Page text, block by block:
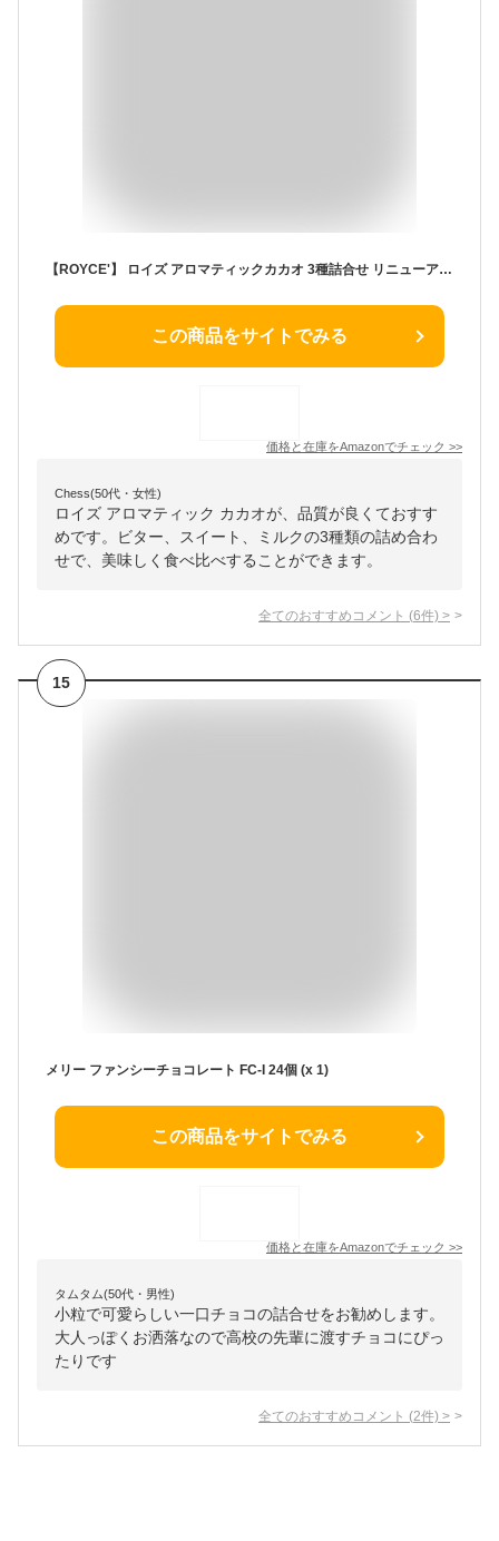
【ROYCE'】 ロイズ アロマティックカカオ 3種詰合せ リニューアル [ビター][スイート][ミルク]各8枚/計24枚【直営店・北海道限定】 8シート（x 3)
この商品をサイトでみる
価格と在庫をAmazonでチェック >>
Chess(50代・女性)
ロイズ アロマティック カカオが、品質が良くておすす
めです。ビター、スイート、ミルクの3種類の詰め合わ
せで、美味しく食べ比べすることができます。
全てのおすすめコメント (6件) >
15
メリー ファンシーチョコレート FC-I 24個 (x 1)
この商品をサイトでみる
価格と在庫をAmazonでチェック >>
タムタム(50代・男性)
小粒で可愛らしい一口チョコの詰合せをお勧めします。
大人っぽくお洒落なので高校の先輩に渡すチョコにぴっ
たりです
全てのおすすめコメント (2件) >